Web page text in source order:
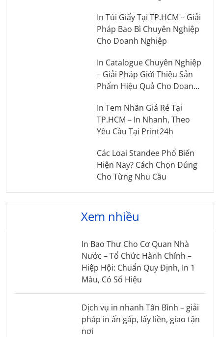
In Túi Giấy Tại TP.HCM – Giải
Pháp Bao Bì Chuyên Nghiệp
Cho Doanh Nghiệp
In Catalogue Chuyên Nghiệp
– Giải Pháp Giới Thiệu Sản
Phẩm Hiệu Quả Cho Doanh
In Tem Nhãn Giá Rẻ Tại
TP.HCM – In Nhanh, Theo
Yêu Cầu Tại Print24h
Các Loại Standee Phổ Biến
Hiện Nay? Cách Chọn Đúng
Cho Từng Nhu Cầu
Xem nhiều
In Bao Thư Cho Cơ Quan Nhà
Nước – Tổ Chức Hành Chính –
Hiệp Hội: Chuẩn Quy Định, In 1
Màu, Có Số Hiệu
Dịch vụ in nhanh Tân Bình – giải
pháp in ấn gấp, lấy liền, giao tận
nơi